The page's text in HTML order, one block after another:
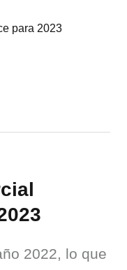
2022, lo que